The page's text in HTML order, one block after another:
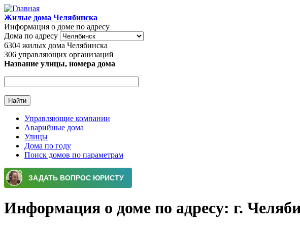
Перейти к основному содержанию
Жилые дома Челябинска
Информация о доме по адресу
Дома по адресу
6304 жилых дома Челябинска
306 управляющих организаций
Название улицы, номера дома
Главное меню
Управляющие компании
Аварийные дома
Улицы
Дома по году
Поиск домов по параметрам
Информация о доме по адресу: г.